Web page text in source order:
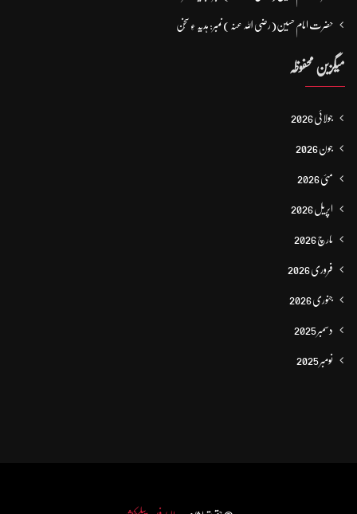
حضرت امام حسین(رضی اللہ عنہ ) نمبر: ہدیہ ءِ سُخن
میگزین محفوظہ
جولائی 2026
جون 2026
مئی 2026
اپریل 2026
مارچ 2026
فروری 2026
جنوری 2026
دسمبر 2025
نومبر 2025